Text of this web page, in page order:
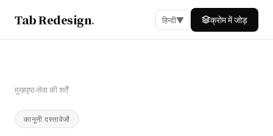
Tab Redesign. हिन्दी▼ क्रोम में जोड़
मुखपृष्ठ›सेवा की शर्तें
कानूनी दस्तावेजों